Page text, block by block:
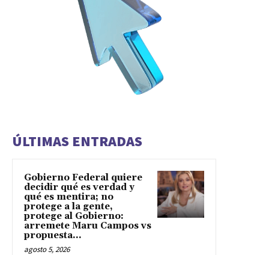
ÚLTIMAS ENTRADAS
Gobierno Federal quiere
decidir qué es verdad y
qué es mentira; no
protege a la gente,
protege al Gobierno:
arremete Maru Campos vs
propuesta...
agosto 5, 2026